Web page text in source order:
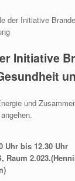
der Initiative
Initiative
und
Uhr bis 12.30 Uhr
Raum